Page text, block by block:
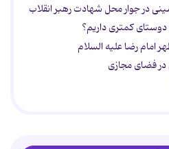
در جوار محل شهادت رهبر انقلاب
کمتری داریم؟
امام رضا علیه السلام
در فضای مجازی